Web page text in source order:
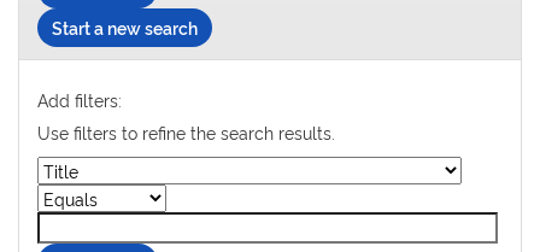
Start a new search
Add filters:
Use filters to refine the search results.